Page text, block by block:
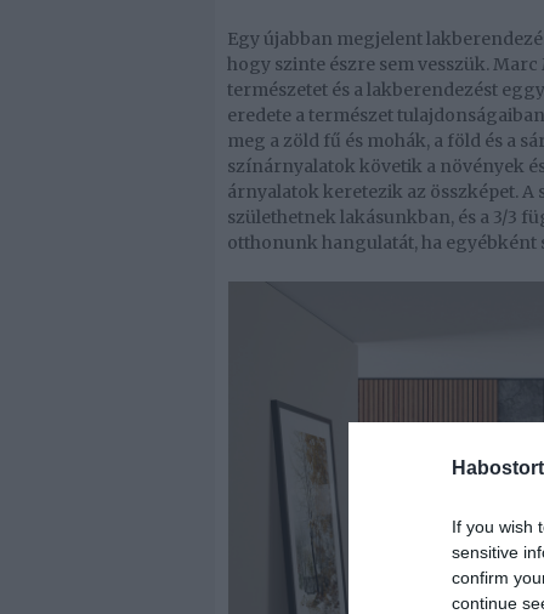
If you wish
sensitive
confirm
continue
Egy újabban megjelent
hogy szinte észre sem vesszük.
természetet és a lakberendezést
eredete a természet
meg a zöld fű és mohák, a föld és a
színárnyalatok követik a növények
árnyalatok keretezik az összképet.
születhetnek lakásunkban, és a 3/3
otthonunk hangulatát, ha